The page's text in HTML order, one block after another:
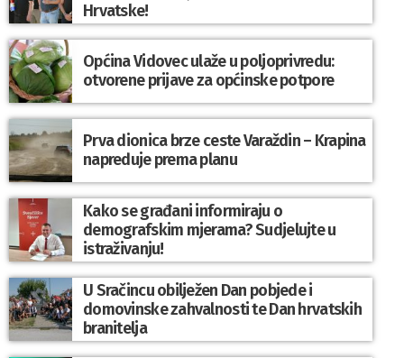
Hrvatske!
Općina Vidovec ulaže u poljoprivredu:
otvorene prijave za općinske potpore
Prva dionica brze ceste Varaždin – Krapina
napreduje prema planu
Kako se građani informiraju o
demografskim mjerama? Sudjelujte u
istraživanju!
U Sračincu obilježen Dan pobjede i
domovinske zahvalnosti te Dan hrvatskih
branitelja